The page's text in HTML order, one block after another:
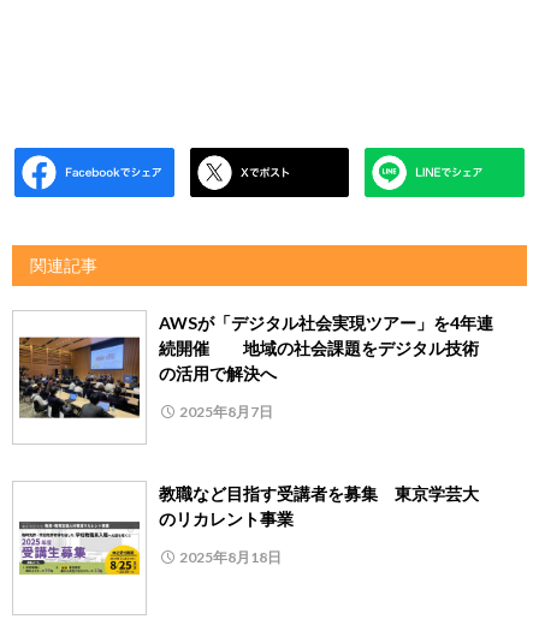
関連記事
AWSが「デジタル社会実現ツアー」を4年連
続開催 地域の社会課題をデジタル技術
の活用で解決へ
2025年8月7日
教職など目指す受講者を募集 東京学芸大
のリカレント事業
2025年8月18日